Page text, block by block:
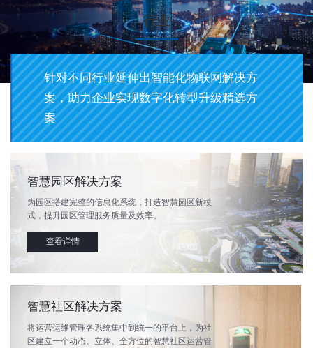
行业
针对不同行业延伸出智能化物联网解决方
案，助力企业实现数字化转型升级精选方
案
智慧园区解决方案
为园区搭建完整的信息化系统，打造智慧园区新模
式，提升园区管理服务质量及效率。
查看详情
智慧社区解决方案
将运营运维管理各系统集中到统一的平台上，为社
区建立一个动态、立体、全方位的智慧社区运营管